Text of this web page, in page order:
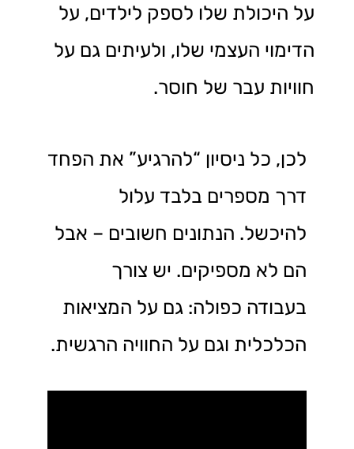
על היכולת שלו לספק לילדים, על
הדימוי העצמי שלו, ולעיתים גם על
חוויות עבר של חוסר.
לכן, כל ניסיון “להרגיע” את הפחד
דרך מספרים בלבד עלול
להיכשל. הנתונים חשובים – אבל
הם לא מספיקים. יש צורך
בעבודה כפולה: גם על המציאות
הכלכלית וגם על החוויה הרגשית.